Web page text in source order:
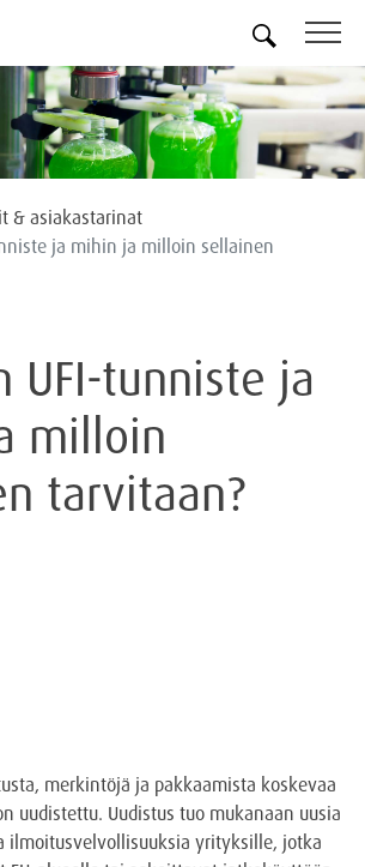
& asiakastarinat
ja mihin ja milloin sellainen
UFI-tunniste ja
milloin
tarvitaan?
merkintöjä ja pakkaamista koskevaa
uudistettu. Uudistus tuo mukanaan uusia
ilmoitusvelvollisuuksia yrityksille, jotka